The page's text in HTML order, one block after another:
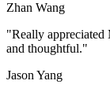
Zhan Wang
"Really appreciated
and thoughtful."
Jason Yang